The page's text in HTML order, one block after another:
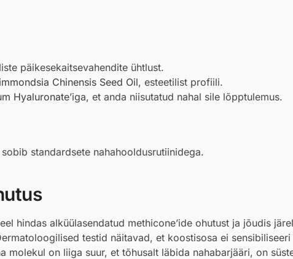
päikesekaitsevahendite ühtlust.
Chinensis Seed Oil, esteetilist profiili.
Hyaluronate’iga, et anda niisutatud nahal sile lõpptulemus.
standardsete nahahooldusrutiinidega.
hindas alküülasendatud methicone’ide ohutust ja jõudis
testid näitavad, et koostisosa ei
molekul on liiga suur, et tõhusalt läbida nahabarjääri, on